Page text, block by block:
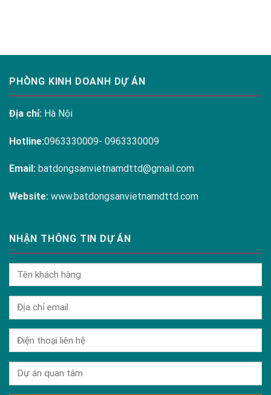
PHÒNG KINH DOANH DỰ ÁN
Địa chỉ: Hà Nội
Hotline:0963330009- 0963330009
Email: batdongsanvietnamdttd@gmail.com
Website: www.batdongsanvietnamdttd.com
NHẬN THÔNG TIN DỰ ÁN